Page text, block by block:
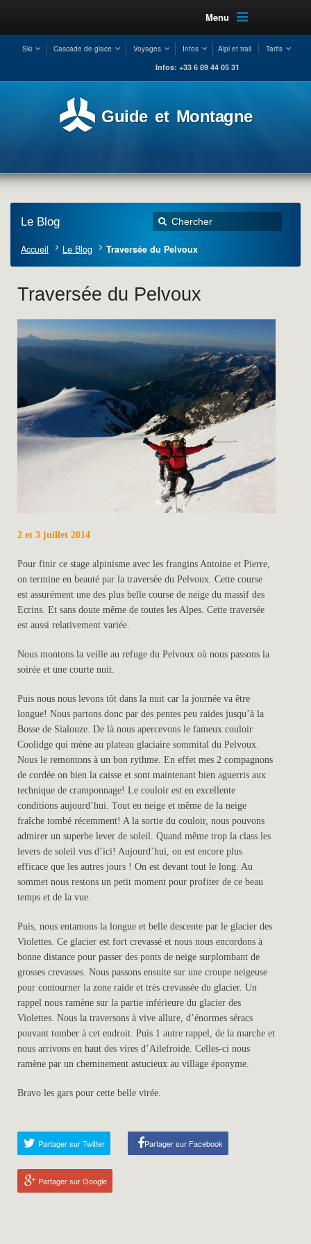
Menu
Ski Cascade de glace Voyages Infos Alpi et trail Tarifs
Infos: +33 6 89 44 05 31
Guide et Montagne
Le Blog
Accueil Le Blog Traversée du Pelvoux
Traversée du Pelvoux
2 et 3 juillet 2014
Pour finir ce stage alpinisme avec les frangins Antoine et Pierre,
on termine en beauté par la traversée du Pelvoux. Cette course
est assurément une des plus belle course de neige du massif des
Ecrins. Et sans doute même de toutes les Alpes. Cette traversée
est aussi relativement variée.
Nous montons la veille au refuge du Pelvoux où nous passons la
soirée et une courte nuit.
Puis nous nous levons tôt dans la nuit car la journée va être
longue! Nous partons donc par des pentes peu raides jusqu’à la
Bosse de Sialouze. De là nous apercevons le fameux couloir
Coolidge qui mène au plateau glaciaire sommital du Pelvoux.
Nous le remontons à un bon rythme. En effet mes 2 compagnons
de cordée on bien la caisse et sont maintenant bien aguerris aux
technique de cramponnage! Le couloir est en excellente
conditions aujourd’hui. Tout en neige et même de la neige
fraîche tombé récemment! A la sortie du couloir, nous pouvons
admirer un superbe lever de soleil. Quand même trop la class les
levers de soleil vus d’ici! Aujourd’hui, on est encore plus
efficace que les autres jours ! On est devant tout le long. Au
sommet nous restons un petit moment pour profiter de ce beau
temps et de la vue.
Puis, nous entamons la longue et belle descente par le glacier des
Violettes. Ce glacier est fort crevassé et nous nous encordons à
bonne distance pour passer des ponts de neige surplombant de
grosses crevasses. Nous passons ensuite sur une croupe neigeuse
pour contourner la zone raide et très crevassée du glacier. Un
rappel nous ramène sur la partie inférieure du glacier des
Violettes. Nous la traversons à vive allure, d’énormes séracs
pouvant tomber à cet endroit. Puis 1 autre rappel, de la marche et
nous arrivons en haut des vires d’Ailefroide. Celles-ci nous
ramène par un cheminement astucieux au village éponyme.
Bravo les gars pour cette belle virée.
Partager sur Twitter Partager sur Facebook
Partager sur Google